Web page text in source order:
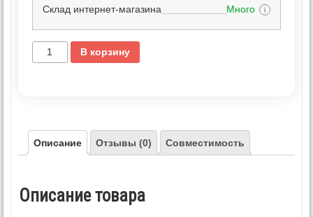
Склад интернет-магазина
Много i
В корзину
Описание Отзывы (0) Совместимость
Описание товара